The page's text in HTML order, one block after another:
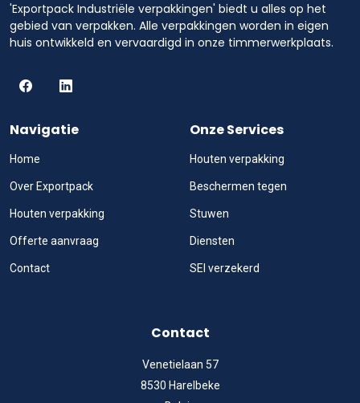
'Exportpack Industriële verpakkingen' biedt u alles op het
gebied van verpakken. Alle verpakkingen worden in eigen
huis ontwikkeld en vervaardigd in onze timmerwerkplaats.
Navigatie
Home
Over Exportpack
Houten verpakking
Offerte aanvraag
Contact
Onze Services
Houten verpakking
Beschermen tegen
Stuwen
Diensten
SEI verzekerd
Contact
Venetielaan 57
8530 Harelbeke